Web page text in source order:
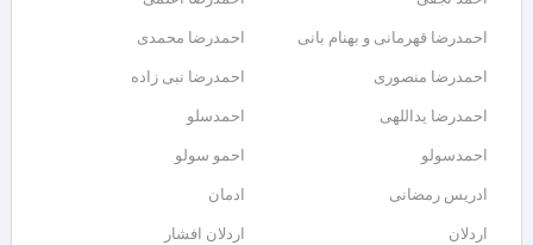
احمدرضا قهرمانی و بهنام بانی احمدرضا محمدی
احمدرضا منصوری احمدرضا نبی زاده
احمدرضا یداللهی احمدسلو
احمدسولو احمو سولو
ادریس رمضانی ادمان
اردلان اردلان افشار